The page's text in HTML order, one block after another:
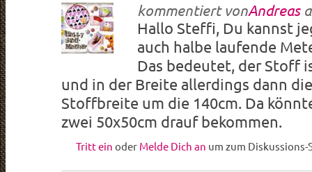
kommentiert vonAndreas
Hallo Steffi, Du kannst
auch halbe laufende
Das bedeutet, der Stoff
und in der Breite allerdings dann
Stoffbreite um die 140cm. Da
zwei 50x50cm drauf bekommen.
Tritt ein oder Melde Dich an um zum